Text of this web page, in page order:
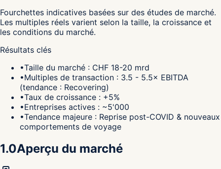
Fourchettes indicatives basées sur des études de marché.
Les multiples réels varient selon la taille, la croissance et
les conditions du marché.
Résultats clés
•Taille du marché : CHF 18-20 mrd
•Multiples de transaction : 3.5 - 5.5× EBITDA
(tendance : Recovering)
•Taux de croissance : +5%
•Entreprises actives : ~5'000
•Tendance majeure : Reprise post-COVID & nouveaux
comportements de voyage
1.0Aperçu du marché